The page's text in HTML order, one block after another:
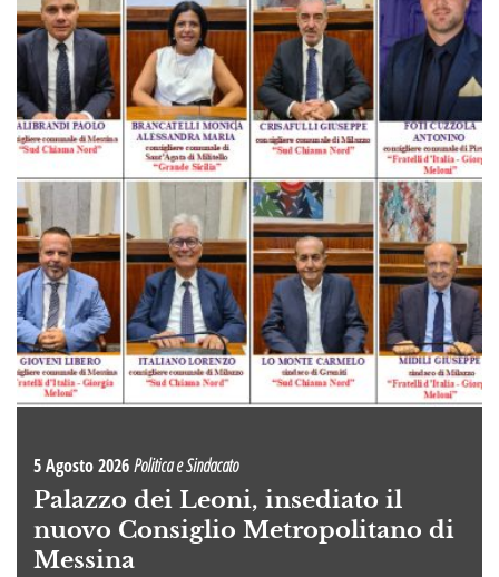
5 Agosto 2026Politica e Sindacato
Palazzo dei Leoni, insediato il
nuovo Consiglio Metropolitano di
Messina